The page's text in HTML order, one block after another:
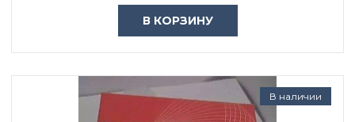
В КОРЗИНУ
В наличии